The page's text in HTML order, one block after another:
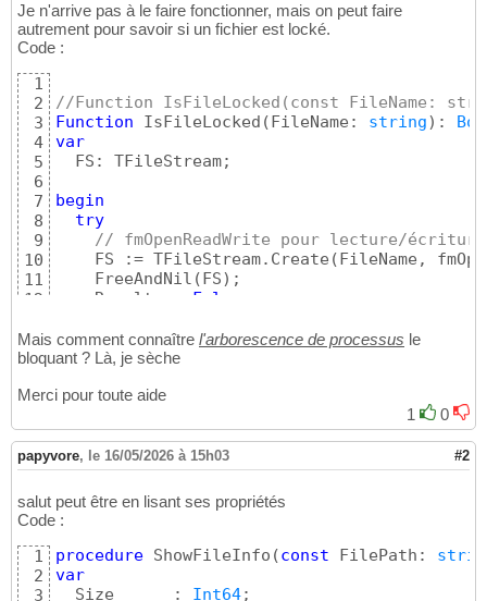
Je n'arrive pas à le faire fonctionner, mais on peut faire
autrement pour savoir si un fichier est locké.
Code :
1
2
3
4
5
6
7
8
9
10
11
12
14
15
17
19
//Function IsFileLocked(const FileName:
Function IsFileLocked ( FileName: string) :
var
  FS: TFileStream;
begin
try
// fmOpenReadWrite pour lecture/
    FS := TFileStream.Create
( FileName,
    FreeAndNil
( FS) ;
    Result :=
False
on E: EFOpenError do
      Result :=
raise;
end;
Mais comment connaître l'arborescence de processus le
bloquant ? Là, je sèche
Merci pour toute aide
1
0
papyvore, le 16/05/2026 à 15h03 #2
salut peut être en lisant ses propriétés
Code :
1
2
3
procedure ShowFileInfo (const FilePath:
var
  Size      :
Int64;